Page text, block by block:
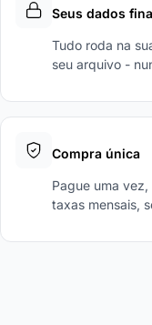
Seus dados
Tudo roda na
seu arquivo -
Compra única
Pague uma
taxas mensais,